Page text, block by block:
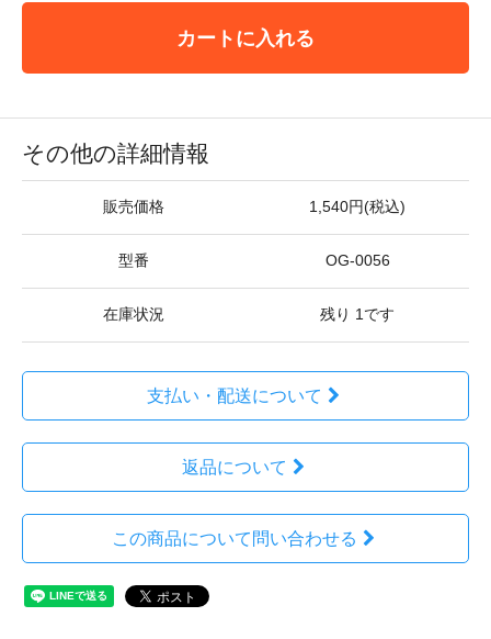
カートに入れる
その他の詳細情報
販売価格 1,540円(税込)
型番 OG-0056
在庫状況 残り 1です
支払い・配送について
返品について
この商品について問い合わせる